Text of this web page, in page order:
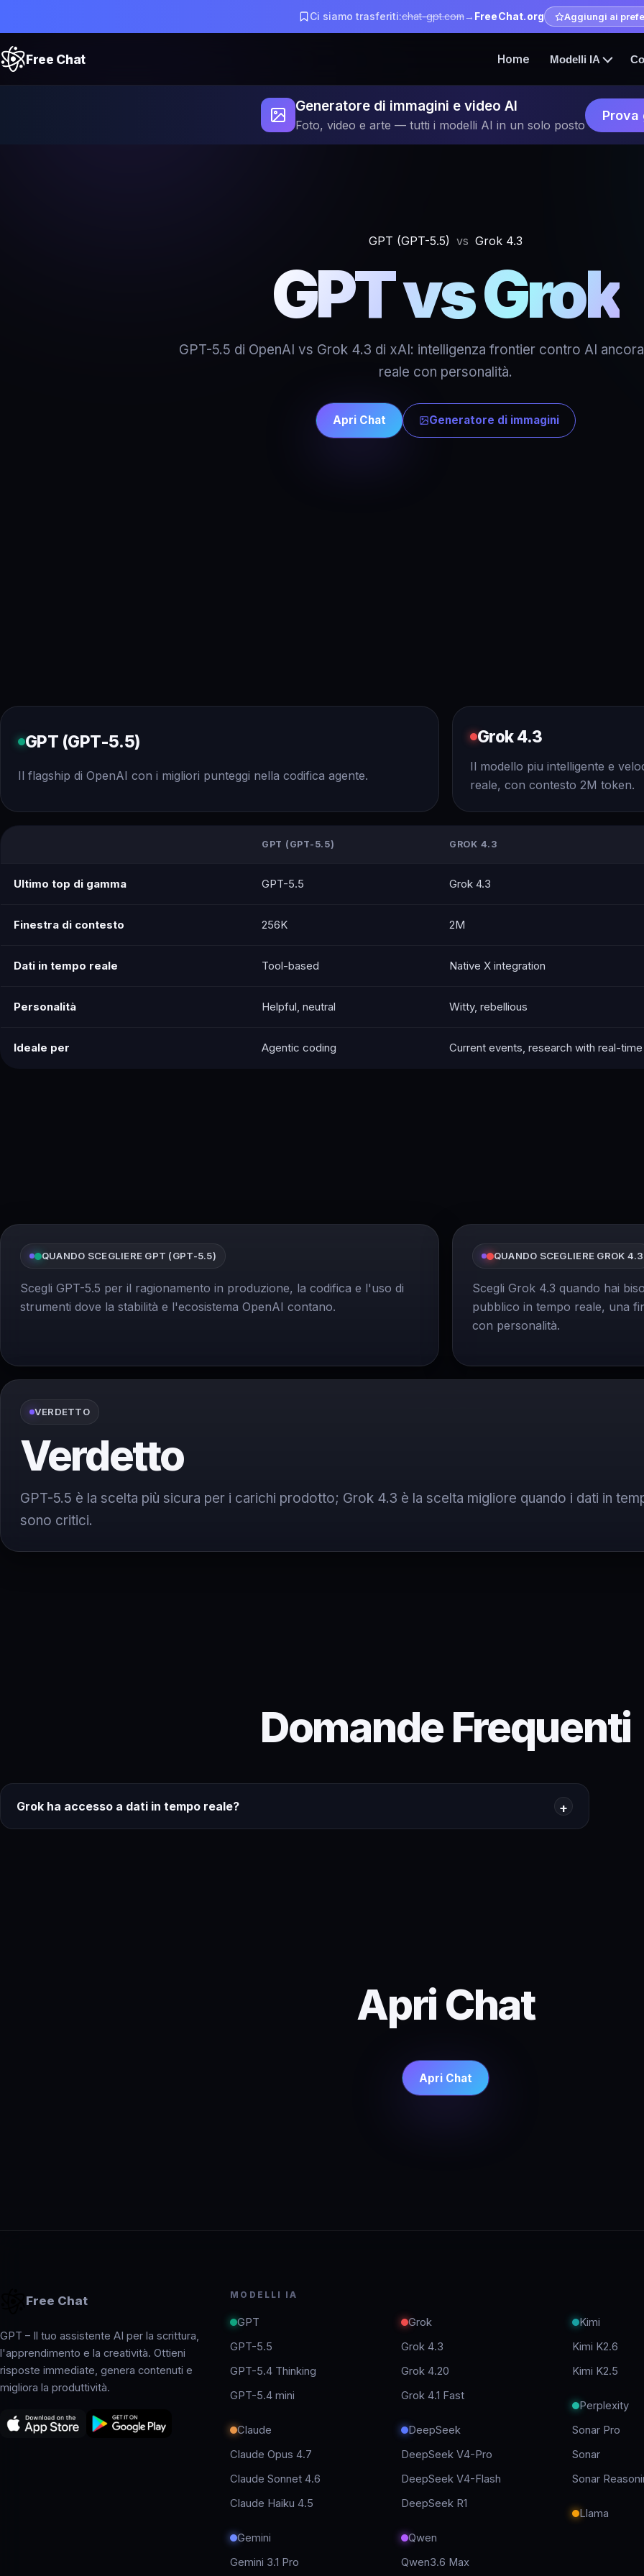
Ci siamo trasferiti:chat-gpt.com→ FreeChat.org Aggiungi ai
Free Chat Home Modelli IA
Generatore di immagini e video AI
Foto, video e arte — tutti i modelli AI in un solo posto
Prova
GPT (GPT-5.5) vs Grok 4.3
GPT vs Grok
GPT-5.5 di OpenAI vs Grok 4.3 di xAI: intelligenza frontier contro AI
reale con personalità.
Apri Chat Generatore di immagini
GPT (GPT-5.5)
Il flagship di OpenAI con i migliori punteggi nella codifica agente.
Grok 4.3
Il modello piu intelligente e
reale, con contesto 2M token.
GPT (GPT-5.5) GROK 4.3
Ultimo top di gamma GPT-5.5 Grok 4.3
Finestra di contesto 256K 2M
Dati in tempo reale Tool-based Native X integration
Personalità Helpful, neutral Witty, rebellious
Ideale per Agentic coding Current events, research with real-
QUANDO SCEGLIERE GPT (GPT-5.5)
Scegli GPT-5.5 per il ragionamento in produzione, la codifica e l'uso di
strumenti dove la stabilità e l'ecosistema OpenAI contano.
QUANDO SCEGLIERE GROK 4.3
Scegli Grok 4.3 quando hai
pubblico in tempo reale, una
con personalità.
VERDETTO
Verdetto
GPT-5.5 è la scelta più sicura per i carichi prodotto; Grok 4.3 è la scelta migliore quando i dati in
sono critici.
Domande Frequenti
Grok ha accesso a dati in tempo reale?
Apri Chat
Apri Chat
Free Chat
GPT – Il tuo assistente AI per la scrittura,
l'apprendimento e la creatività. Ottieni
risposte immediate, genera contenuti e
migliora la produttività.
MODELLI IA
GPT
GPT-5.5
GPT-5.4 Thinking
GPT-5.4 mini
Claude
Claude Opus 4.7
Claude Sonnet 4.6
Claude Haiku 4.5
Gemini
Gemini 3.1 Pro
Grok
Grok 4.3
Grok 4.20
Grok 4.1 Fast
DeepSeek
DeepSeek V4-Pro
DeepSeek V4-Flash
DeepSeek R1
Qwen
Qwen3.6 Max
Kimi
Kimi K2.6
Kimi K2.5
Perplexity
Sonar Pro
Sonar
Sonar
Llama